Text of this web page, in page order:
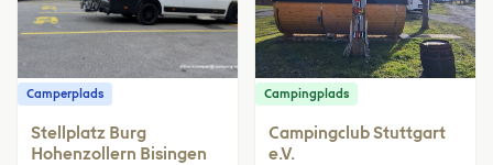
Camperplads
Stellplatz Burg
Hohenzollern Bisingen
Campingplads
Campingclub Stuttgart
e.V.